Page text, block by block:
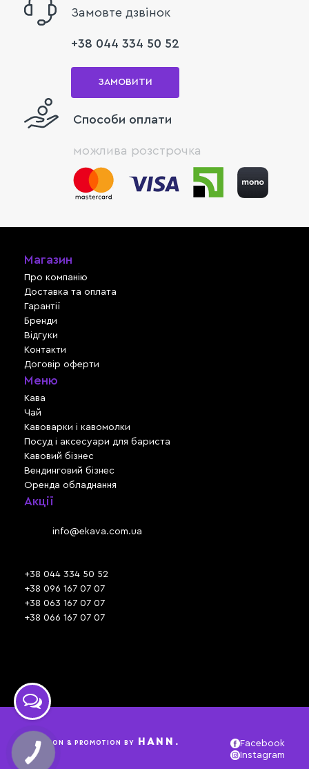
Замовте дзвінок
+38 044 334 50 52
ЗАМОВИТИ
Способи оплати
можлива розстрочка
Магазин
Про компанію
Доставка та оплата
Гарантії
Бренди
Відгуки
Контакти
Договір оферти
Меню
Кава
Чай
Кавоварки і кавомолки
Посуд і аксесуари для бариста
Кавовий бізнес
Вендинговий бізнес
Оренда обладнання
Акції
info@ekava.com.ua
+38 044 334 50 52
+38 096 167 07 07
+38 063 167 07 07
+38 066 167 07 07
CREATION & PROMOTION BY HANN.
Facebook
Instagram